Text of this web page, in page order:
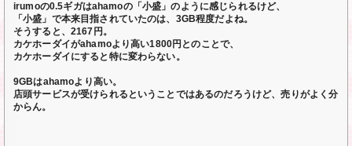
irumoの0.5ギガはahamoの「小盛」のように感じられるけど、
「小盛」で本来目指されていたのは、3GB程度だよね。
そうすると、2167円。
カケホーダイがahamoより高い1800円とのことで、
カケホーダイにすると特に変わらない。
9GBはahamoより高い。
店頭サービスが受けられるということではあるのだろうけど、売りがよく分
からん。